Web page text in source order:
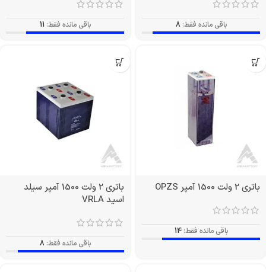
باقی مانده فقط: 8 باقی مانده فقط: 11
باتری 2 ولت 1500 آمپر OPZS
باقی مانده فقط: 14
باتری 2 ولت 1500 آمپر سیلد
اسید VRLA
باقی مانده فقط: 8